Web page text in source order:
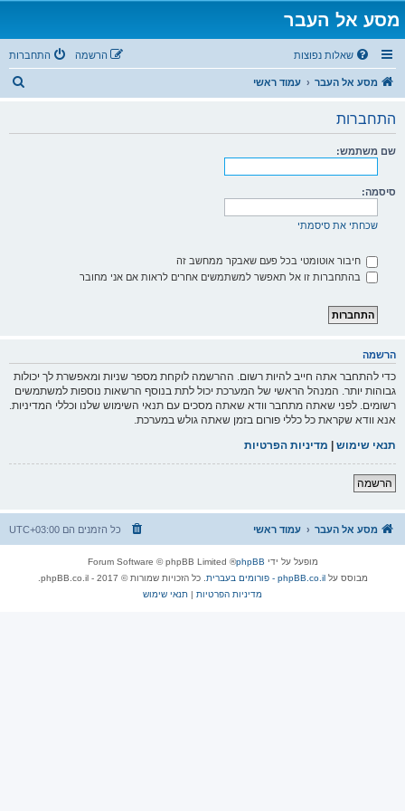
מסע אל העבר
שאלות נפוצות התחברות הרשמה
מסע אל העבר עמוד ראשי
התחברות
שם משתמש:
סיסמה:
שכחתי את סיסמתי
חיבור אוטומטי בכל פעם שאבקר ממחשב זה
בהתחברות זו אל תאפשר למשתמשים אחרים לראות אם אני מחובר
הרשמה
כדי להתחבר אתה חייב להיות רשום. ההרשמה לוקחת מספר שניות ומאפשרת לך יכולות
גבוהות יותר. המנהל הראשי של המערכת יכול לתת בנוסף הרשאות נוספות למשתמשים
רשומים. לפני שאתה מתחבר וודא שאתה מסכים עם תנאי השימוש שלנו וכללי המדיניות.
אנא וודא שקראת כל כללי פורום בזמן שאתה גולש במערכת.
תנאי שימוש | מדיניות הפרטיות
הרשמה
מסע אל העבר עמוד ראשי כל הזמנים הם UTC+03:00
מופעל על ידי phpBB
® Forum Software © phpBB Limited
מבוסס עלphpBB.co.il - פורומים בעברית
. כל הזכויות שמורות © 2017 - phpBB.co.il.
מדיניות הפרטיות | תנאי שימוש